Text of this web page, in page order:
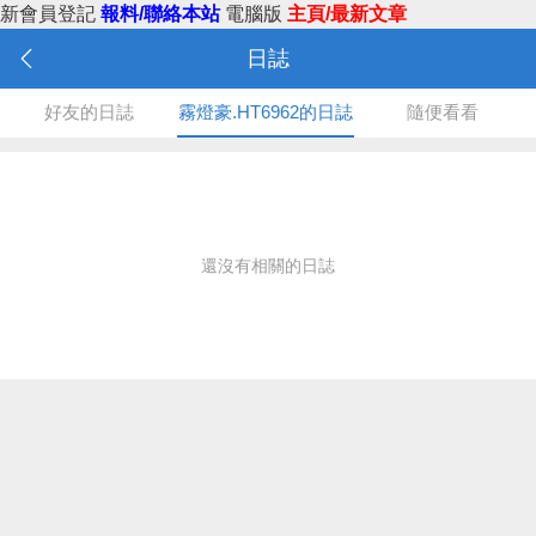
新會員登記 報料/聯絡本站 電腦版 主頁/最新文章
日誌
好友的日誌 霧燈豪.HT6962的日誌 隨便看看
還沒有相關的日誌